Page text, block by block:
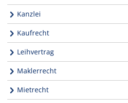
Kanzlei
Kaufrecht
Leihvertrag
Maklerrecht
Mietrecht